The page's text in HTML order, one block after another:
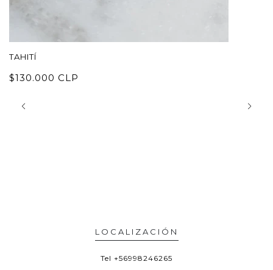
TAHITÍ
$130.000 CLP
LOCALIZACIÓN
Tel +56998246265